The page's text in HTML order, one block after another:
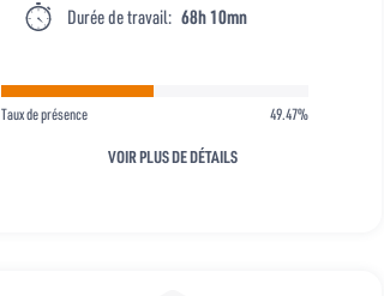
Durée de travail: 68h 10mn
Taux de présence 49.47%
VOIR PLUS DE DÉTAILS